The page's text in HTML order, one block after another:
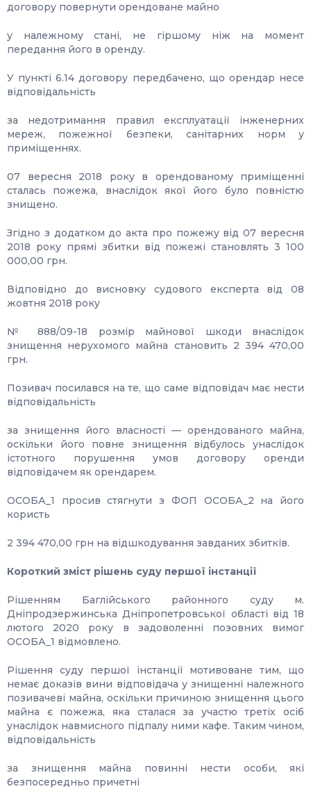
договору повернути орендоване майно
у належному стані, не гіршому ніж на момент
передання його в оренду.
У пункті 6.14 договору передбачено, що орендар несе
відповідальність
за недотримання правил експлуатації інженерних
мереж, пожежної безпеки, санітарних норм у
приміщеннях.
07 вересня 2018 року в орендованому приміщенні
сталась пожежа, внаслідок якої його було повністю
знищено.
Згідно з додатком до акта про пожежу від 07 вересня
2018 року прямі збитки від пожежі становлять 3 100
000,00 грн.
Відповідно до висновку судового експерта від 08
жовтня 2018 року
№ 888/09-18 розмір майнової шкоди внаслідок
знищення нерухомого майна становить 2 394 470,00
грн.
Позивач посилався на те, що саме відповідач має нести
відповідальність
за знищення його власності — орендованого майна,
оскільки його повне знищення відбулось унаслідок
істотного порушення умов договору оренди
відповідачем як орендарем.
ОСОБА_1 просив стягнути з ФОП ОСОБА_2 на його
користь
2 394 470,00 грн на відшкодування завданих збитків.
Короткий зміст рішень суду першої інстанції
Рішенням Баглійського районного суду м.
Дніпродзержинська Дніпропетровської області від 18
лютого 2020 року в задоволенні позовних вимог
ОСОБА_1 відмовлено.
Рішення суду першої інстанції мотивоване тим, що
немає доказів вини відповідача у знищенні належного
позивачеві майна, оскільки причиною знищення цього
майна є пожежа, яка сталася за участю третіх осіб
унаслідок навмисного підпалу ними кафе. Таким чином,
відповідальність
за знищення майна повинні нести особи, які
безпосередньо причетні